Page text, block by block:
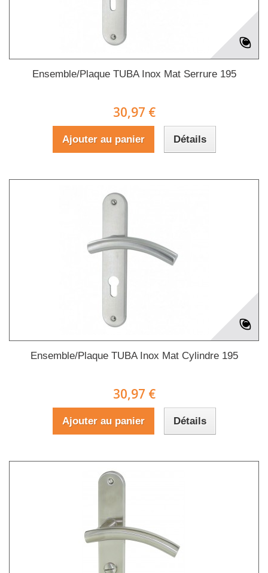
Ensemble/Plaque TUBA Inox Mat Serrure 195
30,97 €
Ajouter au panier Détails
Ensemble/Plaque TUBA Inox Mat Cylindre 195
30,97 €
Ajouter au panier Détails